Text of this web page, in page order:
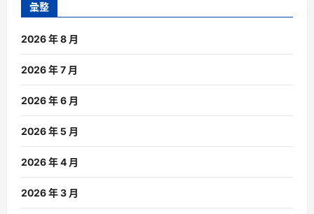
彙整
2026 年 8 月
2026 年 7 月
2026 年 6 月
2026 年 5 月
2026 年 4 月
2026 年 3 月